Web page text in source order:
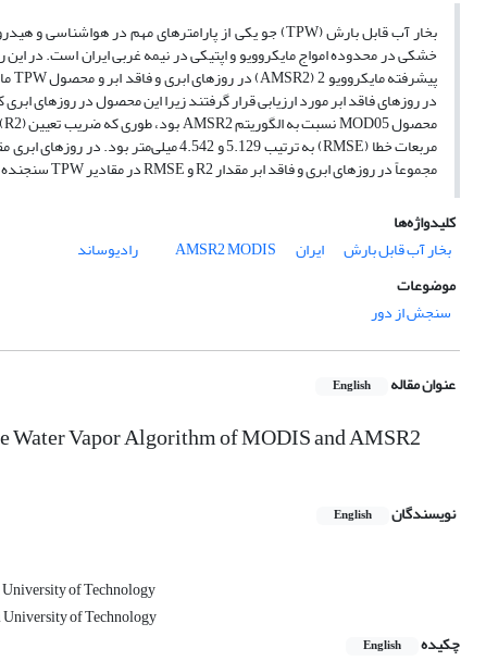
در روزهای فاقد ابر مورد ارزیابی قرار گرفتند زیرا این محصول در روزهای
مجموعاً در روزهای ابری و فاقد ابر مقدار R2 و RMSE در مقادیر TPW سنجنده AMSR2 به ترتیب 0.420 و 5.976 میلی‌متر محاسبه گردیدند.
کلیدواژه‌ها
بخار آب قابل بارش
ایران AMSR2MODIS
رادیوساند
موضوعات
سنجش از دور
عنوان مقاله English
Vapor Algorithm of MODIS and AMSR2
نویسندگان English
University of Technology
University of Technology
چکیده
English